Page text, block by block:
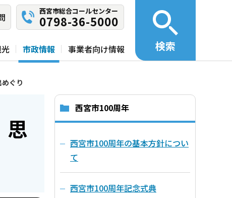
西宮市総合コールセンター
0798-36-5000
市政情報 事業者向け情報 検索
ぐり
西宮市100周年
西宮市100周年の基本方針につい
て
西宮市100周年記念式典